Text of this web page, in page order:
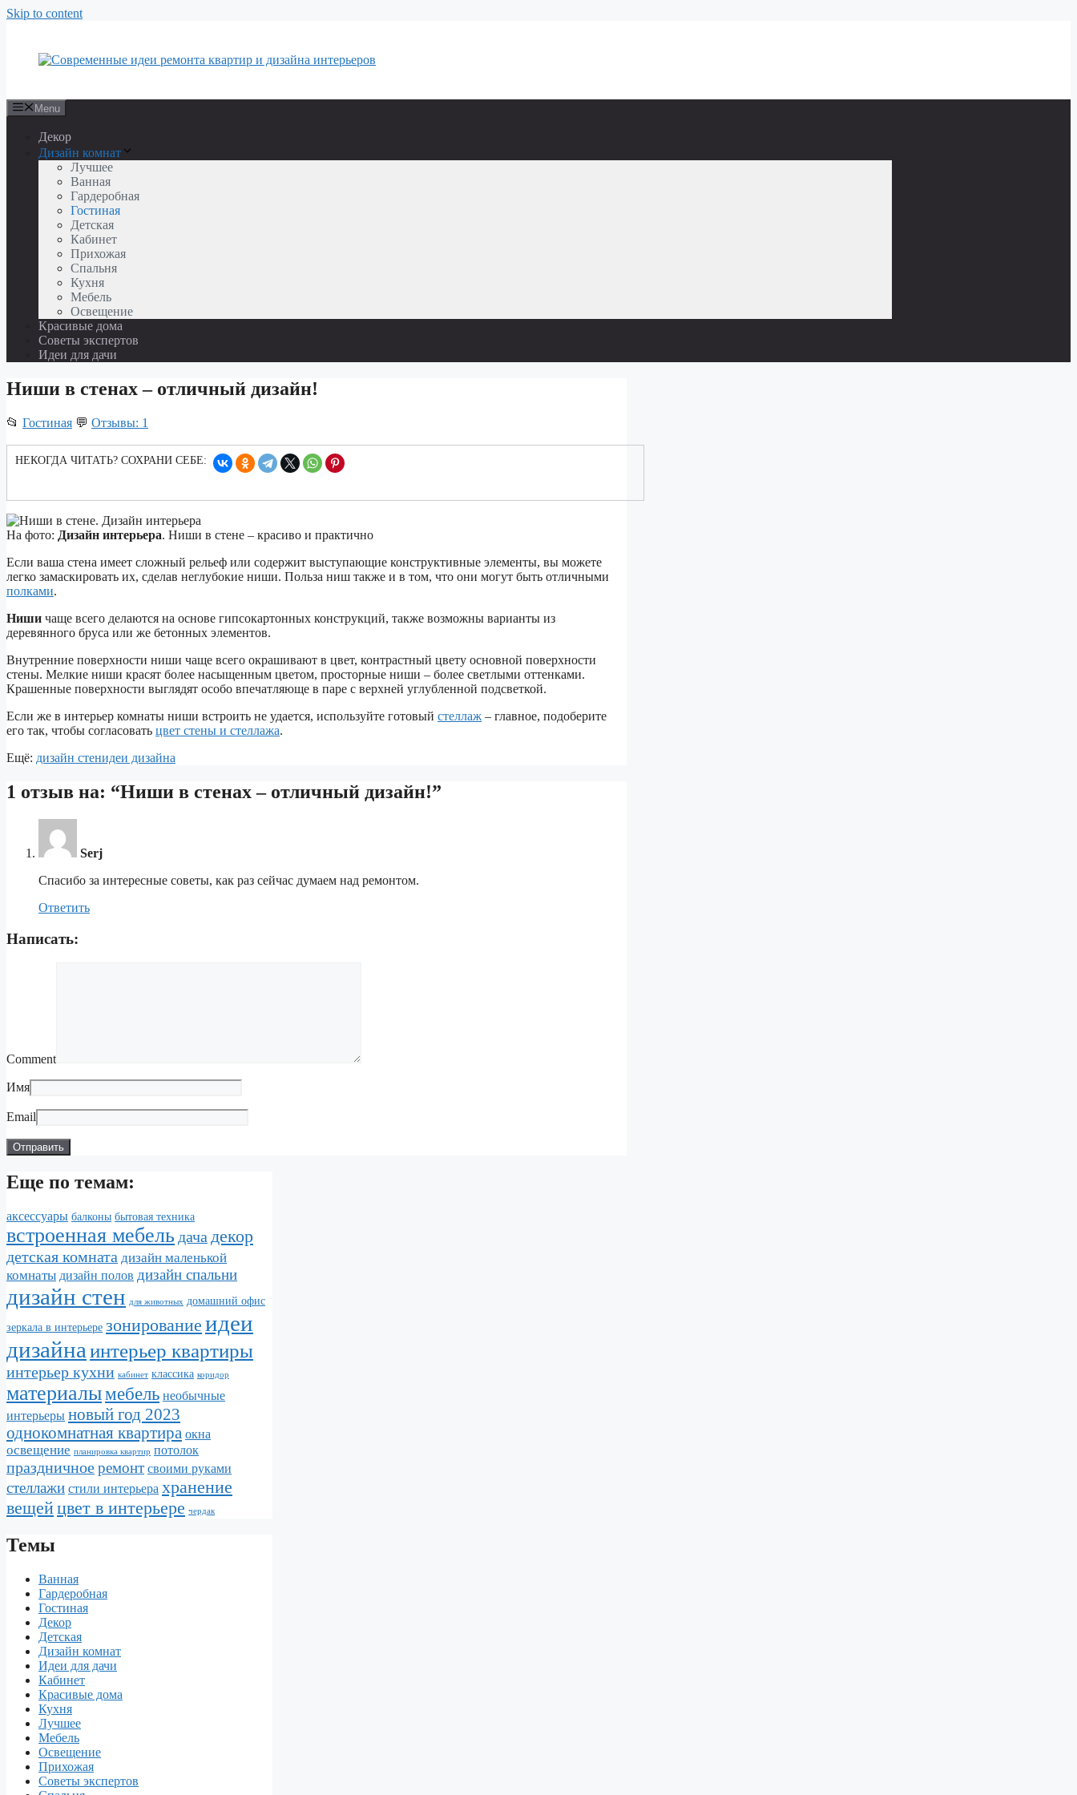
Skip to content
Menu
Декор
Дизайн комнат
Лучшее
Ванная
Гардеробная
Гостиная
Детская
Кабинет
Прихожая
Спальня
Кухня
Мебель
Освещение
Красивые дома
Советы экспертов
Идеи для дачи
Ниши в стенах – отличный дизайн!
📂 Гостиная 💬 Отзывы: 1
НЕКОГДА ЧИТАТЬ? СОХРАНИ СЕБЕ:
На фото: Дизайн интерьера. Ниши в стене – красиво и практично
Если ваша стена имеет сложный рельеф или содержит выступающие конструктивные элементы, вы можете
легко замаскировать их, сделав неглубокие ниши. Польза ниш также и в том, что они могут быть отличными
полками.
Ниши чаще всего делаются на основе гипсокартонных конструкций, также возможны варианты из
деревянного бруса или же бетонных элементов.
Внутренние поверхности ниши чаще всего окрашивают в цвет, контрастный цвету основной поверхности
стены. Мелкие ниши красят более насыщенным цветом, просторные ниши – более светлыми оттенками.
Крашенные поверхности выглядят особо впечатляюще в паре с верхней углубленной подсветкой.
Если же в интерьер комнаты ниши встроить не удается, используйте готовый стеллаж – главное, подоберите
его так, чтобы согласовать цвет стены и стеллажа.
Ещё: дизайн стенидеи дизайна
1 отзыв на: “Ниши в стенах – отличный дизайн!”
Serj
Спасибо за интересные советы, как раз сейчас думаем над ремонтом.
Ответить
Написать:
Comment
Имя
Email
Еще по темам:
аксессуары балконы бытовая техника
встроенная мебель дача декор
детская комната дизайн маленькой
комнаты дизайн полов дизайн спальни
дизайн стен для животных домашний офис
зеркала в интерьере зонирование идеи
дизайна интерьер квартиры
интерьер кухни кабинет классика коридор
материалымебель необычные
интерьеры новый год 2023
однокомнатная квартира окна
освещение планировка квартир потолок
праздничноеремонт своими руками
стеллажи стили интерьера хранение
вещейцвет в интерьере чердак
Темы
Ванная
Гардеробная
Гостиная
Декор
Детская
Дизайн комнат
Идеи для дачи
Кабинет
Красивые дома
Кухня
Лучшее
Мебель
Освещение
Прихожая
Советы экспертов